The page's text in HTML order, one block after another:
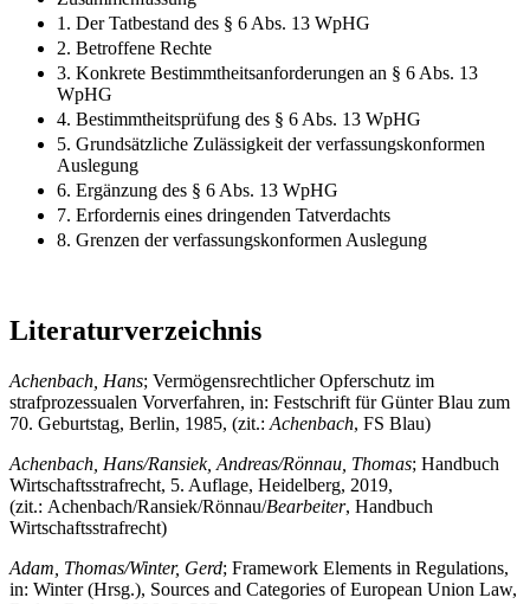
1. Der Tatbestand des § 6 Abs. 13 WpHG
2. Betroffene Rechte
3. Konkrete Bestimmtheitsanforderungen an § 6 Abs. 13
WpHG
4. Bestimmtheitsprüfung des § 6 Abs. 13 WpHG
5. Grundsätzliche Zulässigkeit der verfassungskonformen
Auslegung
6. Ergänzung des § 6 Abs. 13 WpHG
7. Erfordernis eines dringenden Tatverdachts
8. Grenzen der verfassungskonformen Auslegung
Literaturverzeichnis
Achenbach, Hans; Vermögensrechtlicher Opferschutz im
strafprozessualen Vorverfahren, in: Festschrift für Günter Blau zum
70. Geburtstag, Berlin, 1985, (zit.: Achenbach, FS Blau)
Achenbach, Hans/Ransiek, Andreas/Rönnau, Thomas; Handbuch
Wirtschaftsstrafrecht, 5. Auflage, Heidelberg, 2019,
(zit.: Achenbach/Ransiek/Rönnau/Bearbeiter, Handbuch
Wirtschaftsstrafrecht)
Adam, Thomas/Winter, Gerd; Framework Elements in Regulations,
in: Winter (Hrsg.), Sources and Categories of European Union Law,